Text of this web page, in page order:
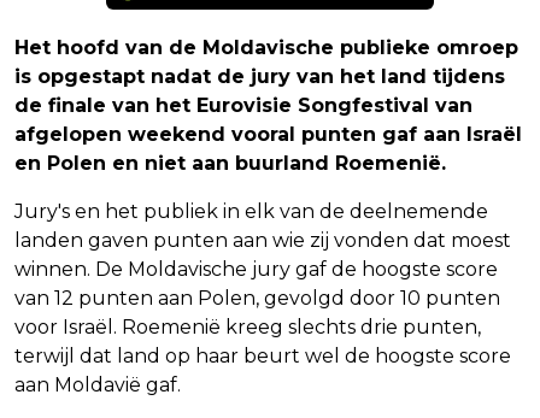
Het hoofd van de Moldavische publieke omroep
is opgestapt nadat de jury van het land tijdens
de finale van het Eurovisie Songfestival van
afgelopen weekend vooral punten gaf aan Israël
en Polen en niet aan buurland Roemenië.
Jury's en het publiek in elk van de deelnemende
landen gaven punten aan wie zij vonden dat moest
winnen. De Moldavische jury gaf de hoogste score
van 12 punten aan Polen, gevolgd door 10 punten
voor Israël. Roemenië kreeg slechts drie punten,
terwijl dat land op haar beurt wel de hoogste score
aan Moldavië gaf.